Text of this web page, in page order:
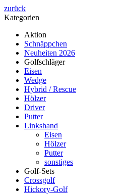
zurück
Kategorien
Aktion
Schnäppchen
Neuheiten 2026
Golfschläger
Eisen
Wedge
Hybrid / Rescue
Hölzer
Driver
Putter
Linkshand
Eisen
Hölzer
Putter
sonstiges
Golf-Sets
Crossgolf
Hickory-Golf